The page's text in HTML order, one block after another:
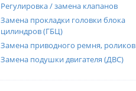
Регулировка / замена клапанов
Замена прокладки головки блока
цилиндров (ГБЦ)
Замена приводного ремня, роликов
Замена подушки двигателя (ДВС)